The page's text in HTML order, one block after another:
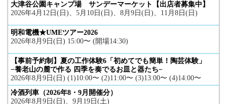
大津谷公園キャンプ場 サンデーマーケット【出店者募集中】
2026年4月12日(日)、5月10日(日)、8月9日(日)、11月8日(日)
明和電機★UMEツアー2026
2026年8月9日(日) 15:00〜 (開場14:30)
【事前予約制】夏の工作体験6「初めてでも簡単！陶芸体験」
−養老山の麓で作る 四季を奏でるお皿と器たち−
2026年8月9日(日) (1)10:00〜 (2)11:00〜 (3)13:00〜 (4)14:00〜
冷酒列車（2026年8・9月開催分）
2026年8月9日(日)、9月19日(土)